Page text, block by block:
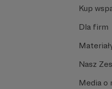
Kup
Dla firm
Nasz
Media o